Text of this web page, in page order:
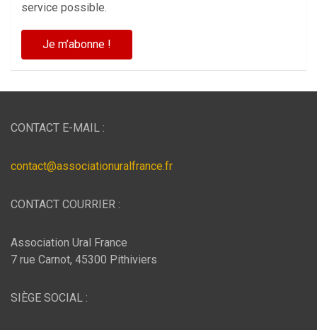
service possible.
CONTACT E-MAIL :
contact@associationuralfrance.fr
CONTACT COURRIER :
Association Ural France
7 rue Carnot, 45300 Pithiviers
SIÈGE SOCIAL :